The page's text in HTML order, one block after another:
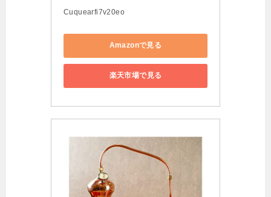
Cuquearfi7v20eo
Amazonで見る
楽天市場で見る